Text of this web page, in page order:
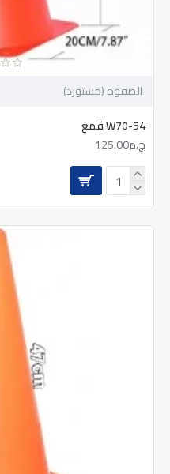
الصفوة (مستورد)
W70-54 قمع
ج.م125.00